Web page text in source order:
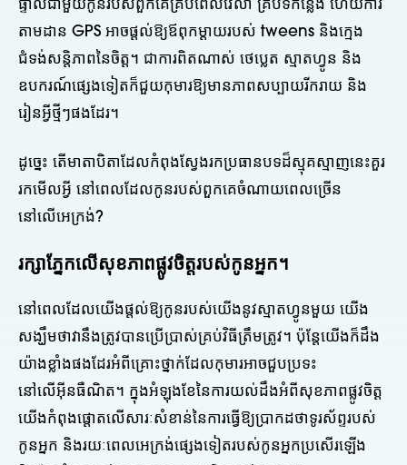
ផ្ទាល់ជាមួយកូនរបស់ពួកគេគ្រប់ពេលវេលា គ្រប់ទីកន្លែង ហើយការ
តាមដាន GPS អាចផ្តល់ឱ្យឪពុកម្តាយរបស់ tweens និងក្មេង
ជំទង់សន្តិភាពនៃចិត្ត។ ជាការពិតណាស់ ថេប្លេត ស្មាតហ្វូន និង
ឧបករណ៍ផ្សេងទៀតក៏ជួយកុមារឱ្យមានភាពសប្បាយរីករាយ និង
រៀនអ្វីថ្មីៗផងដែរ។
ដូច្នេះ តើមាតាបិតាដែលកំពុងស្វែងរកប្រធានបទដ៏ស្មុគស្មាញនេះគួរ
រកមើលអ្វី នៅពេលដែលកូនរបស់ពួកគេចំណាយពេលច្រើន
នៅលើអេក្រង់?
រក្សាភ្នែកលើសុខភាពផ្លូវចិត្តរបស់កូនអ្នក។
នៅពេលដែលយើងផ្តល់ឱ្យកូនរបស់យើងនូវស្មាតហ្វូនមួយ យើង
សង្ឃឹមថាវានឹងត្រូវបានប្រើប្រាស់គ្រប់វិធីត្រឹមត្រូវ។ ប៉ុន្តែយើងក៏ដឹង
យ៉ាងខ្លាំងផងដែរអំពីគ្រោះថ្នាក់ដែលកុមារអាចជួបប្រទះ
នៅលើអ៊ីនធឺណិត។ ក្នុងអំឡុងខែនៃការយល់ដឹងអំពីសុខភាពផ្លូវចិត្ត
យើងកំពុងផ្តោតលើសារៈសំខាន់នៃការធ្វើឱ្យប្រាកដថាទូរស័ព្ទរបស់
កូនអ្នក និងរយៈពេលអេក្រង់ផ្សេងទៀតរបស់កូនអ្នកប្រសើរឡើង